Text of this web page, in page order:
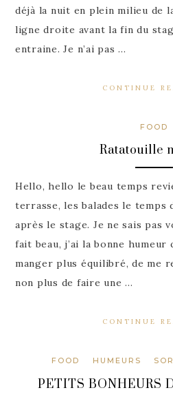
déjà la nuit en plein milieu de
ligne droite avant la fin du
entraine. Je n’ai pas …
CONTINUE
FOOD
Ratatouille
Hello, hello le beau temps
terrasse, les balades le temps
après le stage. Je ne sais pas
fait beau, j’ai la bonne humeur
manger plus équilibré, de me
non plus de faire une …
CONTINUE
FOOD HUMEURS
PETITS BONHEURS